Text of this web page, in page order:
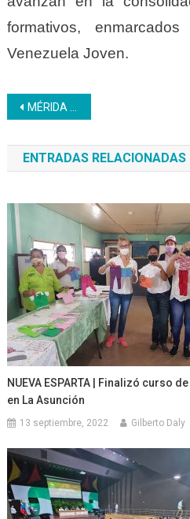
formativos,
Venezuela Joven.
Navegación
de
entradas
MÉRIDA | Trabajadores del Inces recibieron taller sobre Inteligencia Artificial
ENTRADAS RELACIONADAS
NUEVA ESPARTA | Finalizó curso
en La Asunción
13 septiembre, 2022 Gilberto Daly